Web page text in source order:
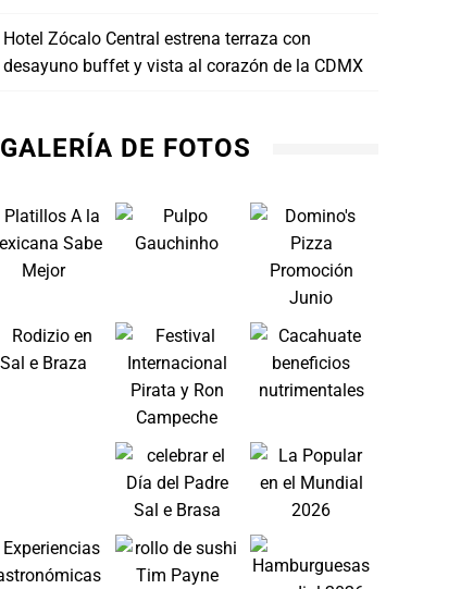
Hotel Zócalo Central estrena terraza con
desayuno buffet y vista al corazón de la CDMX
GALERÍA DE FOTOS